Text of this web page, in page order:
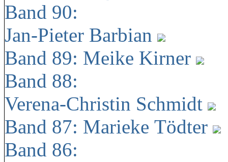
Band 90:
Jan-Pieter Barbian
Band 89: Meike Kirner
Band 88:
Verena-Christin Schmidt
Band 87: Marieke Tödter
Band 86: